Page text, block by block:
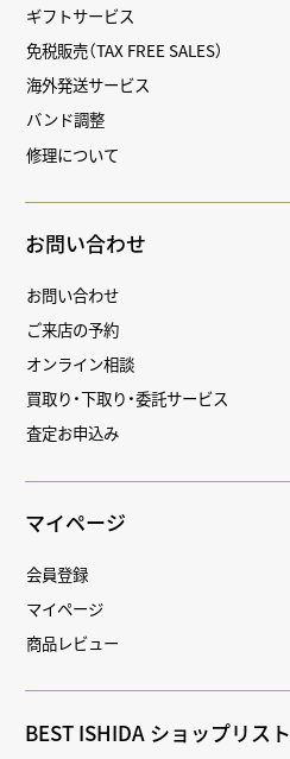
ギフトサービス
免税販売（TAX FREE SALES）
海外発送サービス
バンド調整
修理について
お問い合わせ
お問い合わせ
ご来店の予約
オンライン相談
買取り・下取り・委託サービス
査定お申込み
マイページ
会員登録
マイページ
商品レビュー
BEST ISHIDA ショップリスト